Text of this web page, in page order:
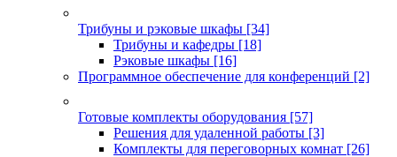
Трибуны и рэковые шкафы [34]
Трибуны и кафедры [18]
Рэковые шкафы [16]
Программное обеспечение для конференций [2]
Готовые комплекты оборудования [57]
Решения для удаленной работы [3]
Комплекты для переговорных комнат [26]